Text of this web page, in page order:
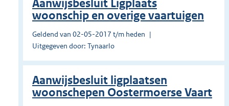
Aanwijsbesluit Ligplaats
woonschip en overige vaartuigen
Geldend van 02-05-2017 t/m heden
Uitgegeven door: Tynaarlo
Aanwijsbesluit ligplaatsen
woonschepen Oostermoerse Vaart